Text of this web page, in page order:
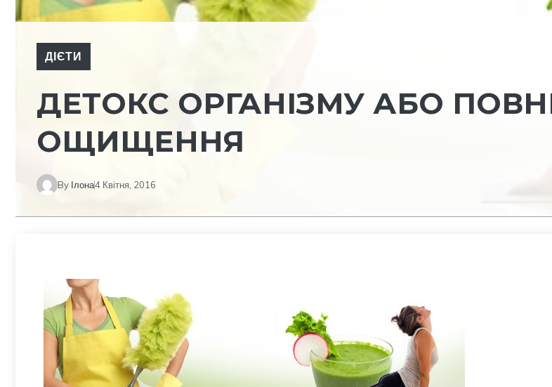
ДІЄТИ
ДЕТОКС ОРГАНІЗМУ АБО
ОЩИЩЕННЯ
By Ілона4 Квітня, 2016